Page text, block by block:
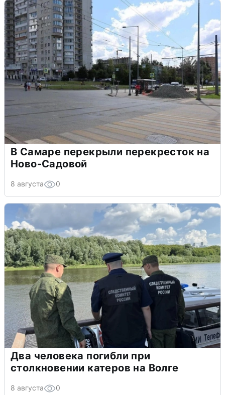
В Самаре перекрыли перекресток на
Ново-Садовой
8 августа 0
Два человека погибли при
столкновении катеров на Волге
8 августа 0